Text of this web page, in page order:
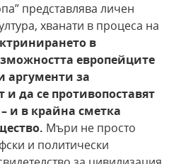
представлява личен
хванати в процеса на
в
европейците
аргументи за
и да се противопоставят
и в крайна сметка
Мъри не просто
и политически